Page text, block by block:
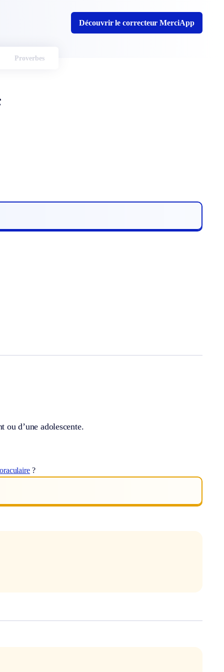
Découvrir le correcteur MerciApp
Proverbes
ou d’une adolescente.
?